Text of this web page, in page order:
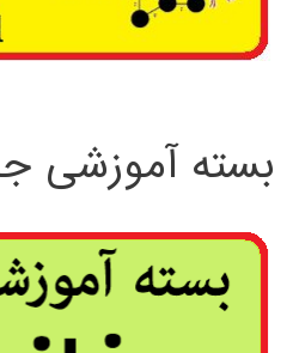
بسته آموزشی